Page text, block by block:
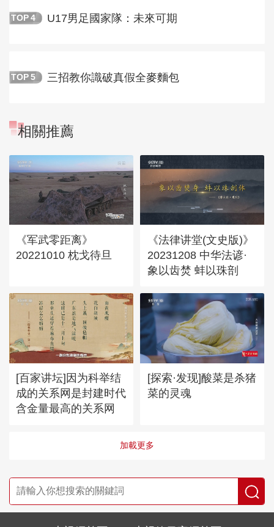
TOP 4 U17男足國家隊：未來可期
TOP 5 三招教你識破真假全麥麵包
相關推薦
《军武零距离》
20221010 枕戈待旦
《法律讲堂(文史版)》
20231208 中华法谚·
象以齿焚 蚌以珠剖
[百家讲坛]因为科举结
成的关系网是封建时代
含金量最高的关系网
[探索·发现]酸菜是杀猪
菜的灵魂
加載更多